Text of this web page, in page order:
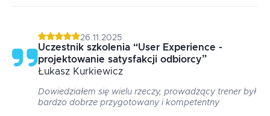
26.11.2025
Uczestnik szkolenia “User Experience -
projektowanie satysfakcji odbiorcy”
Łukasz Kurkiewicz
Dowiedziałem się wielu rzeczy, prowadzący trener był
bardzo dobrze przygotowany i kompetentny